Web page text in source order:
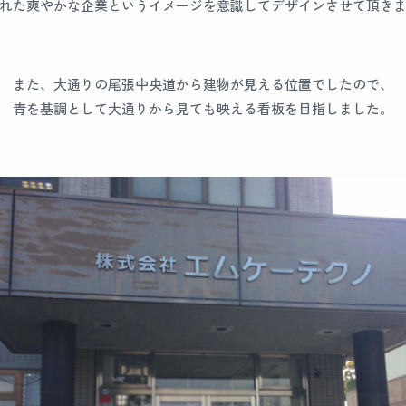
た爽やかな企業というイメージを意識してデザインさせて頂き
また、大通りの尾張中央道から建物が見える位置でしたので、
青を基調として大通りから見ても映える看板を目指しました。